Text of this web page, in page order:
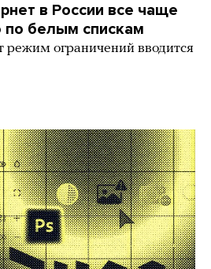
в России все чаще
по белым спискам
режим ограничений вводится